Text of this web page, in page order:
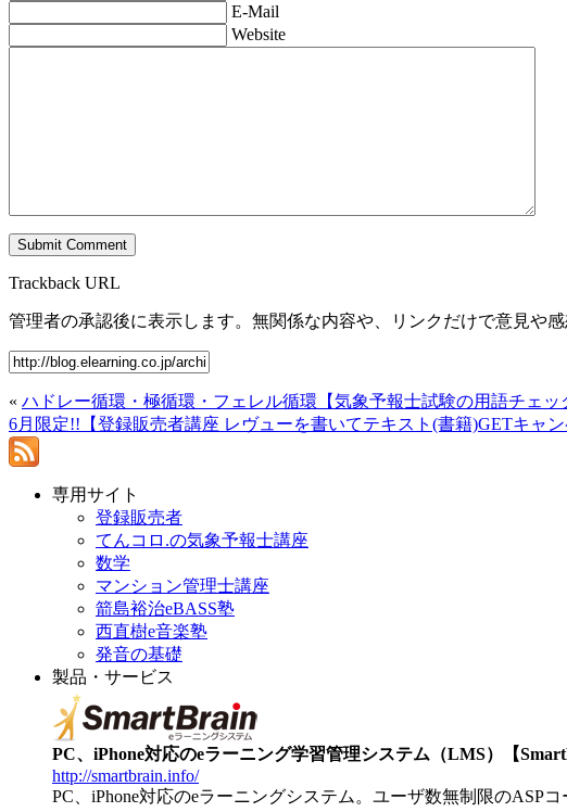
E-Mail
Website
Trackback URL
管理者の承認後に表示します。無関係な内容や、リンクだけで意見や
« ハドレー循環・極循環・フェレル循環【気象予報士試験の用語チェッ
6月限定!!【登録販売者講座 レヴューを書いてテキスト(書籍)GETキャン
専用サイト
登録販売者
てんコロ.の気象予報士講座
数学
マンション管理士講座
箭島裕治eBASS塾
西直樹e音楽塾
発音の基礎
製品・サービス
PC、iPhone対応のeラーニング学習管理システム（LMS）【
http://smartbrain.info/
PC、iPhone対応のeラーニングシステム。ユーザ数無制限のASPコ